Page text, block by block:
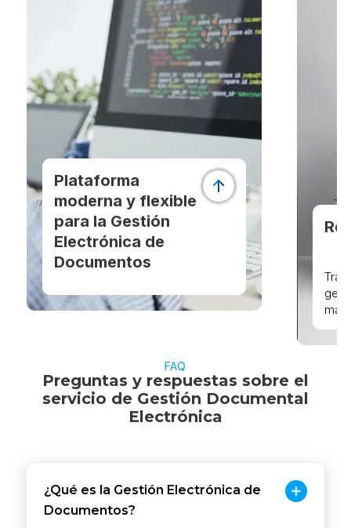
Plataforma
moderna y flexible
para la Gestión
Electrónica de
Documentos
Proton es nuestro sistema
legislación vigente y adaptarse a
las necesidades de cada
institución, facilitando el control
de todo el flujo documental.
más
FAQ
Preguntas y respuestas sobre el
servicio de Gestión Documental
Electrónica
¿Qué es la Gestión Electrónica de
Documentos?